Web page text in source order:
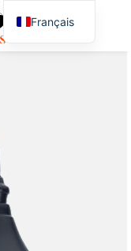
Français